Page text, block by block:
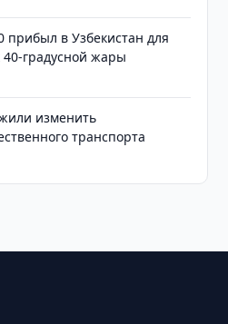
прибыл в Узбекистан для
градусной жары
изменить
транспорта